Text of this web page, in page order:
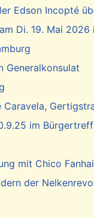
Edson Incopté
Di. 19. Mai
Generalkonsulat
Caravela,
im
mit Chico
der